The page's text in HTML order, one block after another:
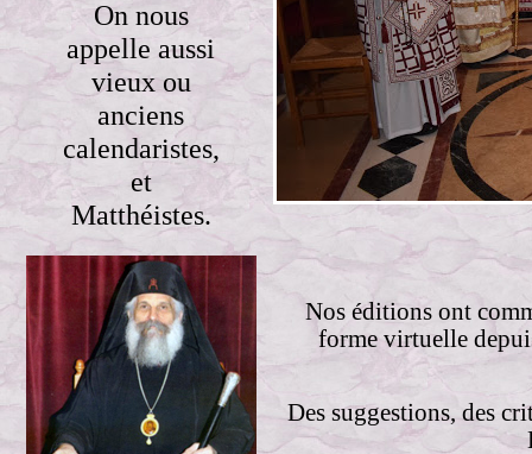
On nous
appelle aussi
vieux ou
anciens
calendaristes,
et
Matthéistes.
Nos éditions ont
forme virtuelle
Des suggestions, des